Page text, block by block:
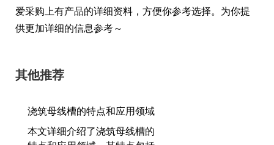
爱采购上有产品的详细资料，方便你参考选择。为你提
供更加详细的信息参考～
其他推荐
浇筑母线槽的特点和应用领域
本文详细介绍了浇筑母线槽的